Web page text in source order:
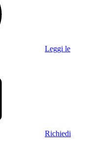
Leggi le
Richiedi